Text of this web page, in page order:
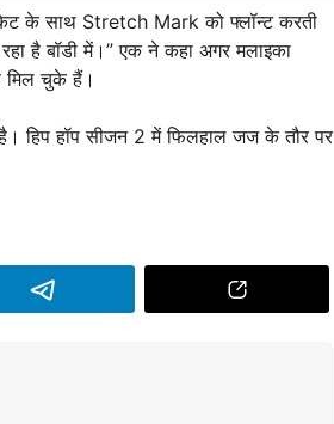
के साथ Stretch Mark को फ्लॉन्ट करती
है बॉडी में।” एक ने कहा अगर मलाइका
मिल चुके हैं।
है। हिप हॉप सीजन 2 में फिलहाल जज के तौर पर